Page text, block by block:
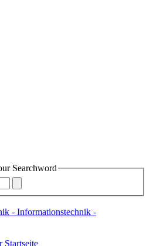
Searchword
- Informationstechnik -